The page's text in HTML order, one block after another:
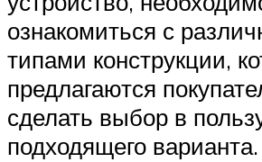
ознакомиться с
типами конструкции,
предлагаются
сделать выбор в
подходящего варианта.